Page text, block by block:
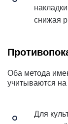
снижая
Оба метода
учитываются на
Для